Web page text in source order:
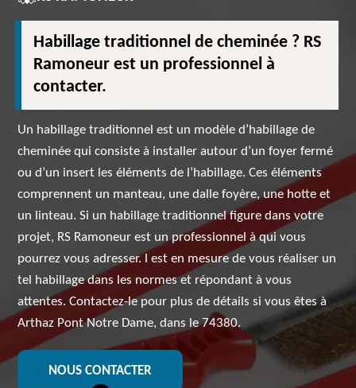
Habillage traditionnel de cheminée ? RS
Ramoneur est un professionnel à
contacter.
Un habillage traditionnel est un modèle d’habillage de
cheminée qui consiste à installer autour d’un foyer fermé
ou d’un insert les éléments de l’habillage. Ces éléments
comprennent un manteau, une dalle foyère, une hotte et
un linteau. Si un habillage traditionnel figure dans votre
projet, RS Ramoneur est un professionnel à qui vous
pourrez vous adresser. l est en mesure de vous réaliser un
tel habillage dans les normes et répondant à vous
attentes. Contactez-le pour plus de détails si vous êtes à
Arthaz Pont Notre Dame, dans le 74380.
NOUS CONTACTER